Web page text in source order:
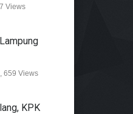
Views
659 Views
KPK